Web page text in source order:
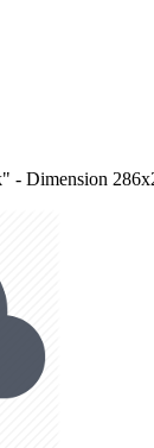
- Dimension